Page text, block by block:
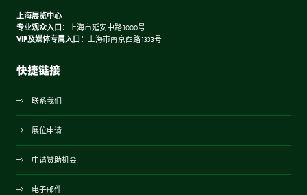
上海展览中心
专业观众入口：
上海市延安中路1000号
VIP及媒体专属入口：
上海市南京西路1333号
快捷链接
联系我们
展位申请
申请赞助机会
电子邮件